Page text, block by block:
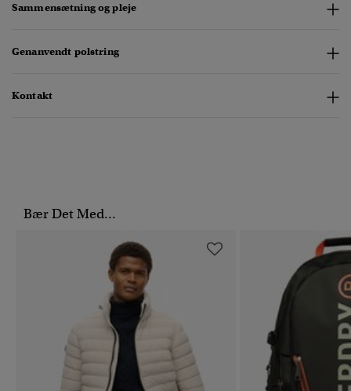
Sammensætning og pleje
Genanvendt polstring
Kontakt
Bær Det Med...